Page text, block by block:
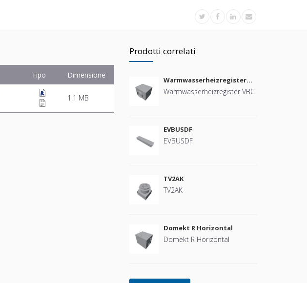
Tipo
Dimensione
1.1 MB
Prodotti correlati
Warmwasserheizregister
VBC
Warmwasserheizregister VBC
EVBUSDF
EVBUSDF
TV2AK
TV2AK
Domekt R Horizontal
Domekt R Horizontal